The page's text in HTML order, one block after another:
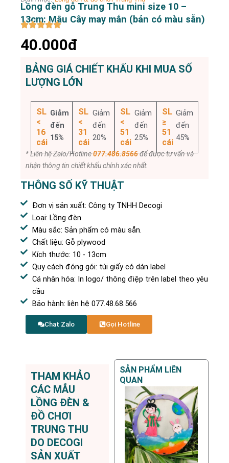
Lồng đèn gỗ Trung Thu mini size 10 –
13cm: Mẫu Cây may mắn (bản có màu sẵn)
40.000đ
BẢNG GIÁ CHIẾT KHẤU KHI MUA SỐ
LƯỢNG LỚN
SL
<
16
cái
Giảm
đến
15%
SL
<
31
cái
Giảm
đến
20%
SL
<
51
cái
Giảm
đến
25%
SL
≥
51
cái
Giảm
đến
45%
* Liên hệ Zalo/Hotline077.486.8566để được tư vấn và
nhận thông tin chiết khấu chính xác nhất.
THÔNG SỐ KỸ THUẬT
Đơn vị sản xuất: Công ty TNHH Decogi
Loại: Lồng đèn
Màu sắc: Sản phẩm có màu sẵn.
Chất liệu: Gỗ plywood
Kích thước: 10 - 13cm
Quy cách đóng gói: túi giấy có dán label
Cá nhân hóa: In logo/ thông điệp trên label theo yêu
cầu
Bảo hành: liên hệ 077.48.68.566
Chat Zalo Gọi Hotline
THAM KHẢO
CÁC MẪU
LỒNG ĐÈN &
ĐỒ CHƠI
TRUNG THU
DO DECOGI
SẢN XUẤT
SẢN PHẨM LIÊN
QUAN